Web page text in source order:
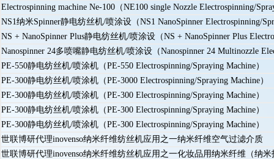
Electrospinning machine Ne-100（NE100 single Nozzle Electrospinning/
NS1纳米Spinner静电纺丝机/喷涂设（NS1 NanoSpinner Electrospinning/
NS + NanoSpinner Plus静电纺丝机/喷涂设（NS + NanoSpinner Plus
Nanospinner 24多喷嘴静电纺丝机/喷涂设（Nanospinner 24 Multinozzle
PE-550静电纺丝机/喷涂机（PE-550 Electrospinning/Spraying Machine）
PE-300静电纺丝机/喷涂机（PE-3000 Electrospinning/Spraying Machine）
PE-300静电纺丝机/喷涂机（PE-300 Electrospinning/Spraying Machine）
PE-300静电纺丝机/喷涂机（PE-300 Electrospinning/Spraying Machine）
PE-300静电纺丝机/喷涂机（PE-300 Electrospinning/Spraying Machine）
世联博研代理inovenso纳米纤维纺丝机应用之一纳米纤维空气过滤介质
世联博研代理inovenso纳米纤维纺丝机应用之一化妆品用纳米纤维（纳